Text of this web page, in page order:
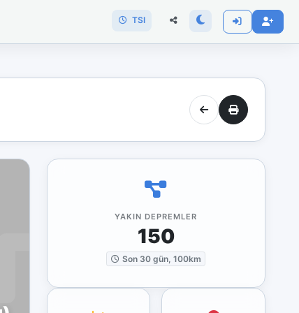
TSI
YAKIN DEPREMLER
150
Son 30 gün, 100km